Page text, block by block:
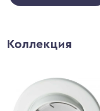
Коллекция